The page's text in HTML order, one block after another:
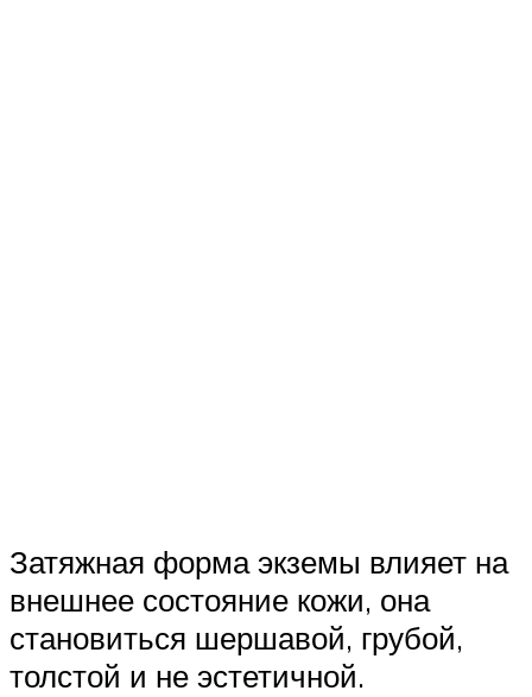
Затяжная форма экземы влияет на
внешнее состояние кожи, она
становиться шершавой, грубой,
толстой и не эстетичной.